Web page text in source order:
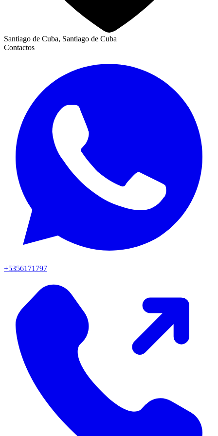
Santiago de Cuba, Santiago de Cuba
Contactos
+5356171797